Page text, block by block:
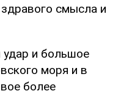
смысла и
и большое
моря и в
более